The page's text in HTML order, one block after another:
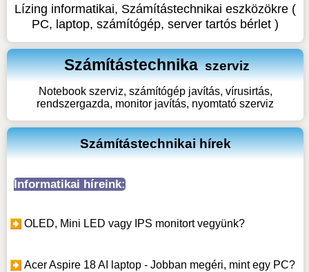
Lízing informatikai, Számítástechnikai eszközökre (
PC, laptop, számítógép, server tartós bérlet )
Számítástechnika szerviz
Notebook szerviz, számítógép javítás, vírusirtás,
rendszergazda, monitor javítás, nyomtató szerviz
Számítástechnikai hírek
Informatikai híreink:
OLED, Mini LED vagy IPS monitort vegyünk?
Acer Aspire 18 AI laptop - Jobban megéri, mint egy PC?